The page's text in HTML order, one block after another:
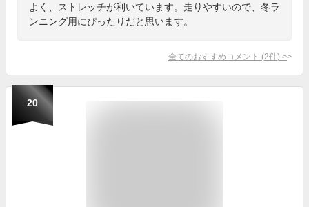
よく、ストレッチが利いています。走りやすいので、冬ラ
ンニング用にぴったりだと思います。
全てのおすすめコメント (2件) >
20